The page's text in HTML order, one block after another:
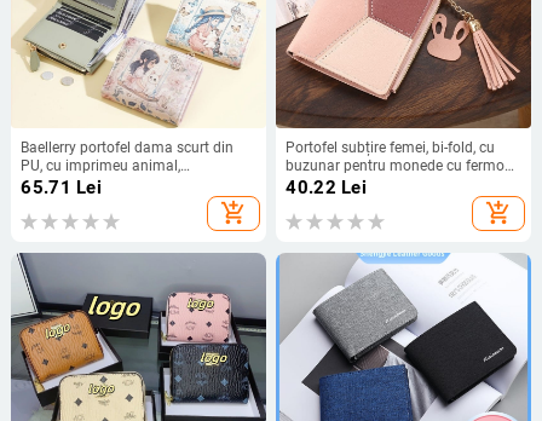
Baellerry portofel dama scurt din
PU, cu imprimeu animal,
căptușeală din poliester, rezistent la
65.71 Lei
add_shopping_cart
Portofel subțire femei, bi-fold, cu
buzunar pentru monede cu fermoar
– stil coreean, PU piele, model
geometric, spații pentru carduri,
căptușeală poliester, minimalism
40.22 Lei
add_shopping_cart